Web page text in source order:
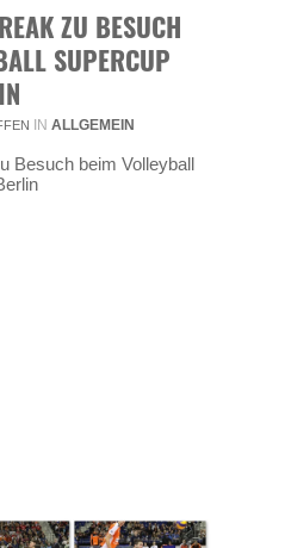
ZU BESUCH
SUPERCUP
IN ALLGEMEIN
Besuch beim Volleyball